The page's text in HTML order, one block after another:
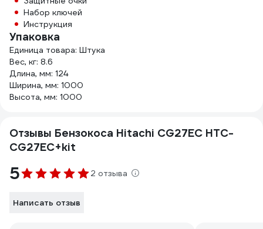
Набор ключей
Инструкция
Упаковка
Единица товара: Штука
Вес, кг: 8.6
Длина, мм: 124
Ширина, мм: 1000
Высота, мм: 1000
Отзывы Бензокоса Hitachi CG27EC HTC-
CG27EC+kit
5 2 отзыва
Написать отзыв